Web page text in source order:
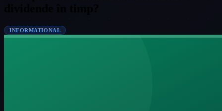
INFORMATIONAL